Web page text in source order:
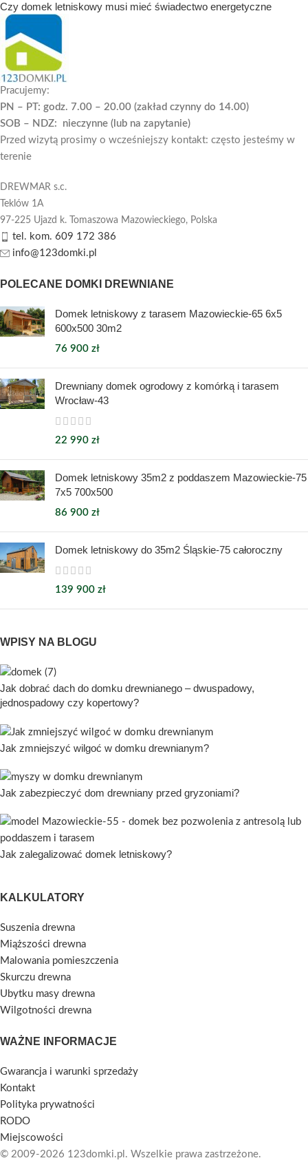
Czy domek letniskowy musi mieć świadectwo energetyczne
Pracujemy:
PN – PT: godz. 7.00 – 20.00 (zakład czynny do 14.00)
SOB – NDZ: nieczynne (lub na zapytanie)
Przed wizytą prosimy o wcześniejszy kontakt: często jesteśmy w
terenie
DREWMAR s.c.
Teklów 1A
97-225 Ujazd k. Tomaszowa Mazowieckiego, Polska
tel. kom. 609 172 386
info@123domki.pl
POLECANE DOMKI DREWNIANE
Domek letniskowy z tarasem Mazowieckie-65 6x5
600x500 30m2
76 900 zł
Drewniany domek ogrodowy z komórką i tarasem
Wrocław-43
22 990 zł
Domek letniskowy 35m2 z poddaszem Mazowieckie-75
7x5 700x500
86 900 zł
Domek letniskowy do 35m2 Śląskie-75 całoroczny
139 900 zł
WPISY NA BLOGU
Jak dobrać dach do domku drewnianego – dwuspadowy,
jednospadowy czy kopertowy?
Jak zmniejszyć wilgoć w domku drewnianym?
Jak zabezpieczyć dom drewniany przed gryzoniami?
Jak zalegalizować domek letniskowy?
KALKULATORY
Suszenia drewna
Miąższości drewna
Malowania pomieszczenia
Skurczu drewna
Ubytku masy drewna
Wilgotności drewna
WAŻNE INFORMACJE
Gwarancja i warunki sprzedaży
Kontakt
Polityka prywatności
RODO
Miejscowości
© 2009-2026 123domki.pl. Wszelkie prawa zastrzeżone.